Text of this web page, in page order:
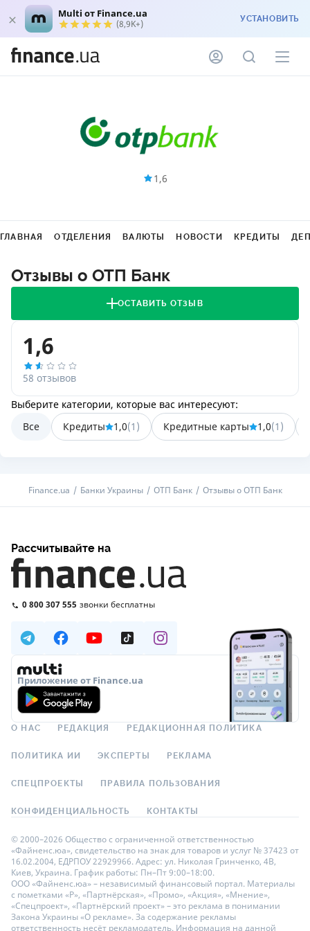
Multi от Finance.ua
(8,9K+) УСТАНОВИТЬ
1,6
ГЛАВНАЯ ОТДЕЛЕНИЯ ВАЛЮТЫ НОВОСТИ КРЕДИТЫ
Отзывы о ОТП Банк
ОСТАВИТЬ ОТЗЫВ
1,6
58 отзывов
Выберите категории, которые вас интересуют:
Все
Кредиты 1,0(1 ) Кредитные карты 1,0(1 )
Finance.ua Банки Украины ОТП Банк Отзывы о ОТП Банк
Рассчитывайте на
0 800 307 555 звонки бесплатны
Приложение от Finance.ua
О НАС РЕДАКЦИЯ РЕДАКЦИОННАЯ ПОЛИТИКА
ПОЛИТИКА ИИ ЭКСПЕРТЫ РЕКЛАМА
СПЕЦПРОЕКТЫ ПРАВИЛА ПОЛЬЗОВАНИЯ
КОНФИДЕНЦИАЛЬНОСТЬ КОНТАКТЫ
© 2000–2026 Общество с ограниченной ответственностью
«Файненс.юа», свидетельство на знак для товаров и услуг № 37423 от
16.02.2004, ЕДРПОУ 22929966. Адрес: ул. Николая Гринченко, 4В,
Киев, Украина. График работы: Пн–Пт 9:00–18:00.
ООО «Файненс.юа» – независимый финансовый портал. Материалы
с пометками «Р», «Партнёрская», «Промо», «Акция», «Мнение»,
«Спецпроект», «Партнёрский проект» – это реклама в понимании
Закона Украины «О рекламе». За содержание рекламы
ответственность несёт рекламодатель. Информация на данной